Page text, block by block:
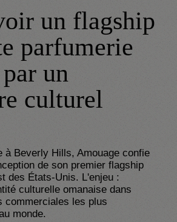
un flagship
parfumerie
un
culturel
à Beverly Hills, Amouage confie
de son premier flagship
des États-Unis. L'enjeu :
culturelle omanaise dans
commerciales les plus
monde.